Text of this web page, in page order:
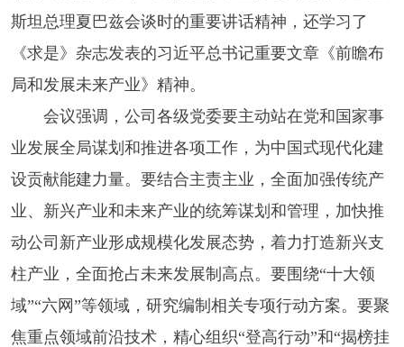
斯坦总理夏巴兹会谈时的重要讲话精神，还学习了
《求是》杂志发表的习近平总书记重要文章《前瞻布
局和发展未来产业》精神。
会议强调，公司各级党委要主动站在党和国家事
业发展全局谋划和推进各项工作，为中国式现代化建
设贡献能建力量。要结合主责主业，全面加强传统产
业、新兴产业和未来产业的统筹谋划和管理，加快推
动公司新产业形成规模化发展态势，着力打造新兴支
柱产业，全面抢占未来发展制高点。要围绕“十大领
域”“六网”等领域，研究编制相关专项行动方案。要聚
焦重点领域前沿技术，精心组织“登高行动”和“揭榜挂